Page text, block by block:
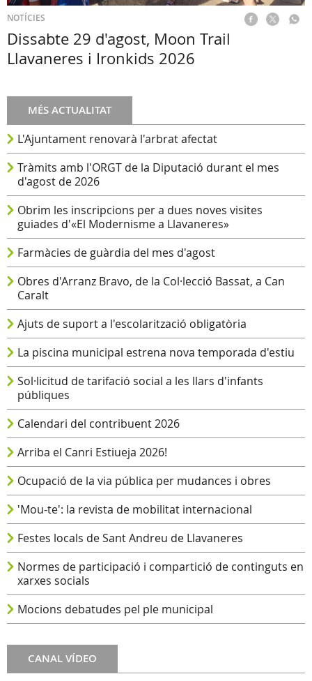
NOTÍCIES
Dissabte 29 d'agost, Moon Trail
Llavaneres i Ironkids 2026
MÉS ACTUALITAT
L'Ajuntament renovarà l'arbrat afectat
Tràmits amb l'ORGT de la Diputació durant el mes
d'agost de 2026
Obrim les inscripcions per a dues noves visites
guiades d'«El Modernisme a Llavaneres»
Farmàcies de guàrdia del mes d'agost
Obres d'Arranz Bravo, de la Col·lecció Bassat, a Can
Caralt
Ajuts de suport a l'escolarització obligatòria
La piscina municipal estrena nova temporada d'estiu
Sol·licitud de tarifació social a les llars d'infants
públiques
Calendari del contribuent 2026
Arriba el Canri Estiueja 2026!
Ocupació de la via pública per mudances i obres
'Mou-te': la revista de mobilitat internacional
Festes locals de Sant Andreu de Llavaneres
Normes de participació i compartició de continguts en
xarxes socials
Mocions debatudes pel ple municipal
CANAL VÍDEO